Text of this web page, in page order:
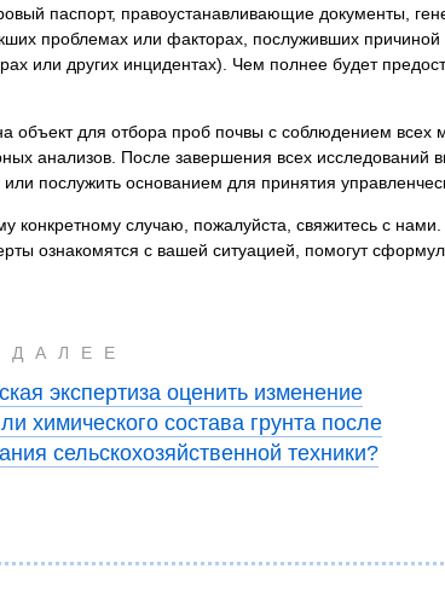
паспорт, правоустанавливающие документы,
проблемах или факторах, послуживших
или других инцидентах). Чем полнее будет
для отбора проб почвы с соблюдением всех
анализов. После завершения всех
послужить основанием для принятия
конкретному случаю, пожалуйста, свяжитесь с
ознакомятся с вашей ситуацией, помогут
ДАЛЕЕ
экспертиза оценить изменение
химического состава грунта после
сельскохозяйственной техники?